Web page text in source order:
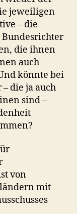
jeweiligen
– die
Bundesrichter
die ihnen
auch
könnte bei
die ja auch
sind –
von
mit